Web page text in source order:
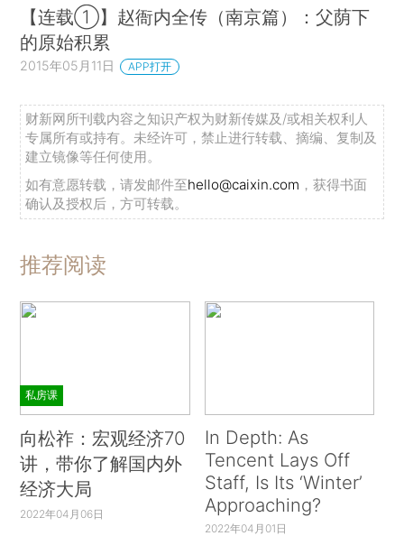
【连载①】赵衙内全传（南京篇）：父荫下
的原始积累
2015年05月11日 APP打开
财新网所刊载内容之知识产权为财新传媒及/或相关权利人
专属所有或持有。未经许可，禁止进行转载、摘编、复制及
建立镜像等任何使用。
如有意愿转载，请发邮件至hello@caixin.com ，获得书面
确认及授权后，方可转载。
推荐阅读
私房课
向松祚：宏观经济70
讲，带你了解国内外
经济大局
2022年04月06日
In Depth: As
Tencent Lays Off
Staff, Is Its ‘Winter’
Approaching?
2022年04月01日